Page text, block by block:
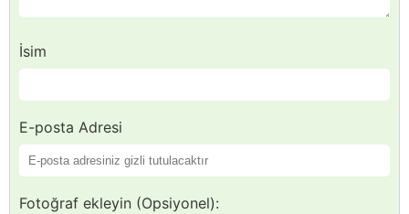
İsim
E-posta Adresi
Fotoğraf ekleyin (Opsiyonel):